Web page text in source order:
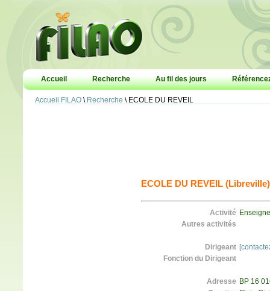
Accueil Recherche Au fil des jours
Accueil FILAO \ Recherche \ ECOLE DU REVEIL
ECOLE DU REVEIL (Libreville)
Activité
Autres activités
Dirigeant
Fonction du Dirigeant
Adresse BP 16